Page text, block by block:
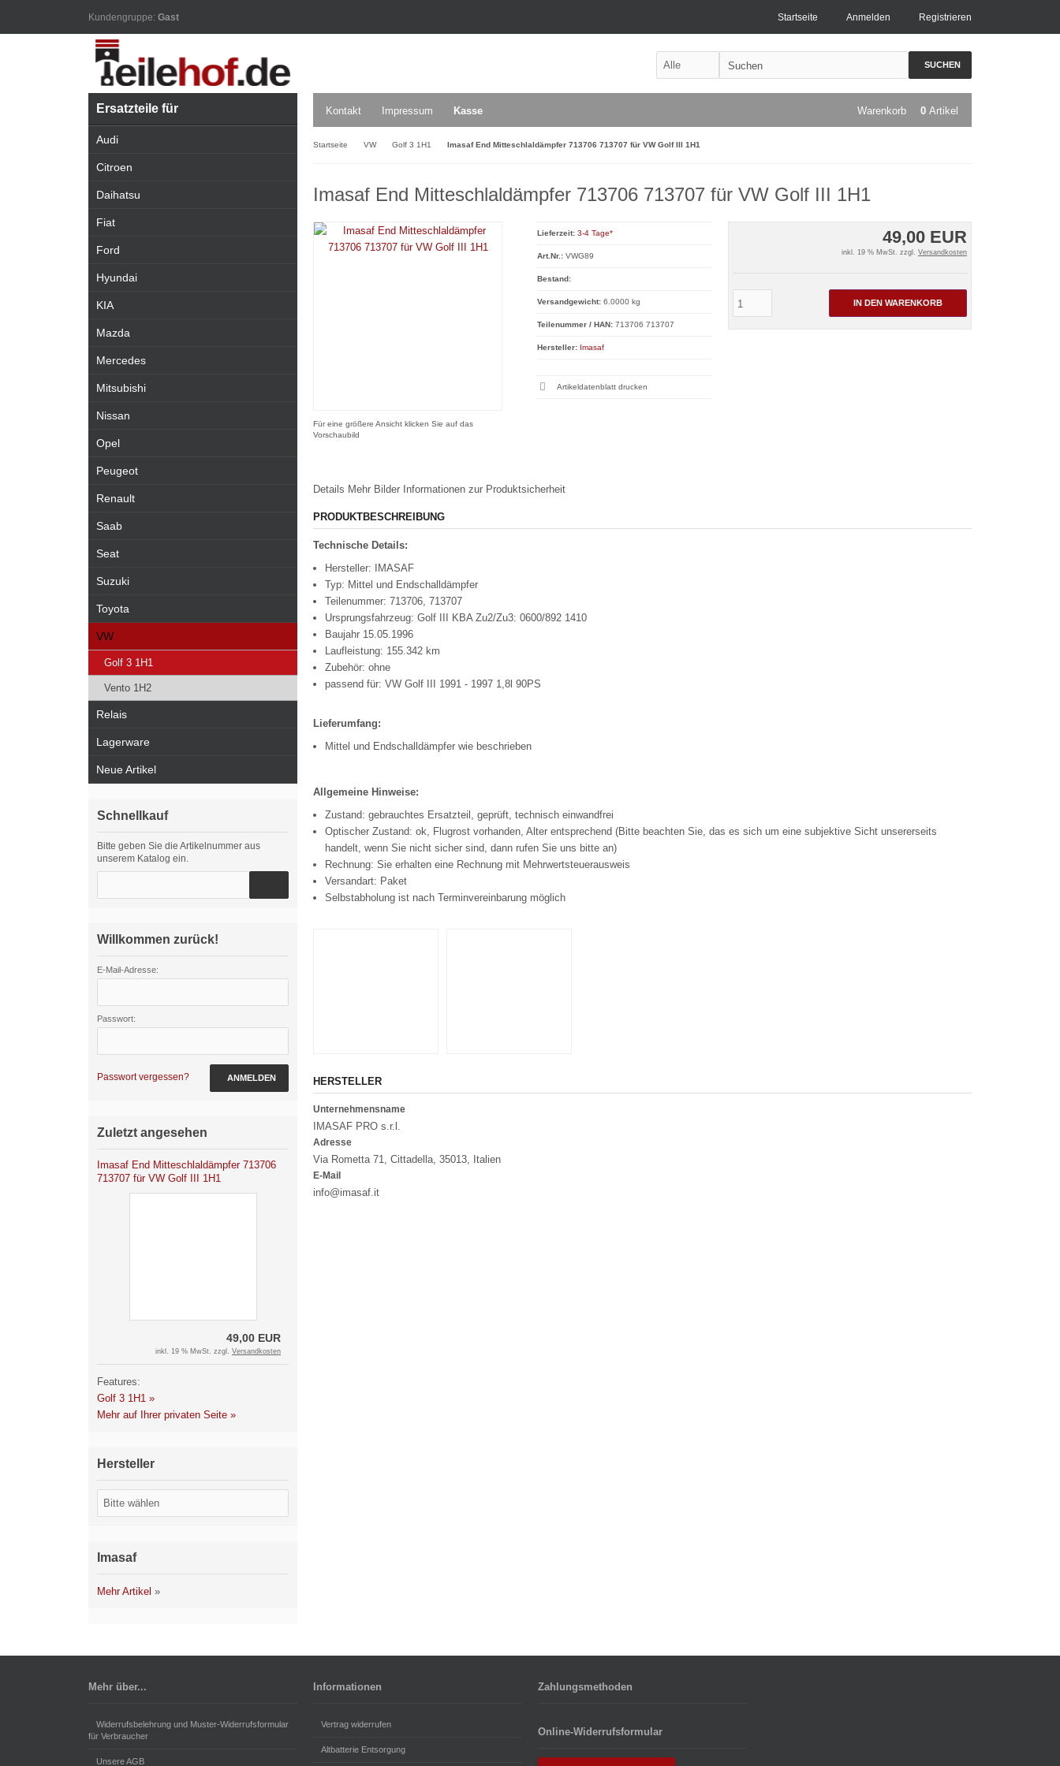
Kundengruppe: Gast Registrieren
Anmelden
Startseite
SUCHEN
Kontakt Impressum Kasse Warenkorb 0 Artikel
Startseite VW Golf 3 1H1 Imasaf End Mitteschlaldämpfer 713706 713707 für VW Golf III 1H1
Imasaf End Mitteschlaldämpfer 713706 713707 für VW Golf III 1H1
Für eine größere Ansicht klicken Sie auf das
Vorschaubild
49,00 EUR
inkl. 19 % MwSt. zzgl. Versandkosten
IN DEN WARENKORB
Lieferzeit: 3-4 Tage*
Art.Nr.: VWG89
Bestand:
Versandgewicht:6.0000 kg
Teilenummer / HAN:713706 713707
Hersteller: Imasaf
Artikeldatenblatt drucken
Details Mehr Bilder Informationen zur Produktsicherheit
PRODUKTBESCHREIBUNG
Technische Details:
Hersteller: IMASAF
Typ: Mittel und Endschalldämpfer
Teilenummer: 713706, 713707
Ursprungsfahrzeug: Golf III KBA Zu2/Zu3: 0600/892 1410
Baujahr 15.05.1996
Laufleistung: 155.342 km
Zubehör: ohne
passend für: VW Golf III 1991 - 1997 1,8l 90PS
Lieferumfang:
Mittel und Endschalldämpfer wie beschrieben
Allgemeine Hinweise:
Zustand: gebrauchtes Ersatzteil, geprüft, technisch einwandfrei
Optischer Zustand: ok, Flugrost vorhanden, Alter entsprechend (Bitte beachten Sie, das es sich um eine subjektive Sicht unsererseits
handelt, wenn Sie nicht sicher sind, dann rufen Sie uns bitte an)
Rechnung: Sie erhalten eine Rechnung mit Mehrwertsteuerausweis
Versandart: Paket
Selbstabholung ist nach Terminvereinbarung möglich
HERSTELLER
Unternehmensname
IMASAF PRO s.r.l.
Adresse
Via Rometta 71, Cittadella, 35013, Italien
E-Mail
info@imasaf.it
Ersatzteile für
Audi
Citroen
Daihatsu
Fiat
Ford
Hyundai
KIA
Mazda
Mercedes
Mitsubishi
Nissan
Opel
Peugeot
Renault
Saab
Seat
Suzuki
Toyota
VW
Golf 3 1H1
Vento 1H2
Relais
Lagerware
Neue Artikel
Schnellkauf
Bitte geben Sie die Artikelnummer aus
unserem Katalog ein.
Willkommen zurück!
E-Mail-Adresse:
Passwort:
Passwort vergessen? ANMELDEN
Zuletzt angesehen
Imasaf End Mitteschlaldämpfer 713706
713707 für VW Golf III 1H1
49,00 EUR
inkl. 19 % MwSt. zzgl. Versandkosten
Features:
Golf 3 1H1 »
Mehr auf Ihrer privaten Seite »
Hersteller
Imasaf
Mehr Artikel »
Mehr über...
Widerrufsbelehrung und Muster-Widerrufsformular
für Verbraucher
Unsere AGB
Informationen
Vertrag widerrufen
Altbatterie Entsorgung
Zahlungsmethoden
Online-Widerrufsformular